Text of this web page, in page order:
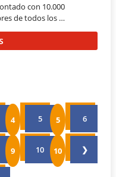
con 10.000
de todos los …
5 6
10 ❯